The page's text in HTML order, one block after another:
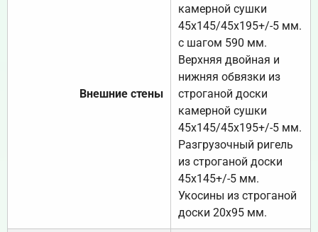
Внешние стены
камерной сушки
45х145/45х195+/-5 мм.
с шагом 590 мм.
Верхняя двойная и
нижняя обвязки из
строганой доски
камерной сушки
45х145/45х195+/-5 мм.
Разгрузочный ригель
из строганой доски
45х145+/-5 мм.
Укосины из строганой
доски 20х95 мм.